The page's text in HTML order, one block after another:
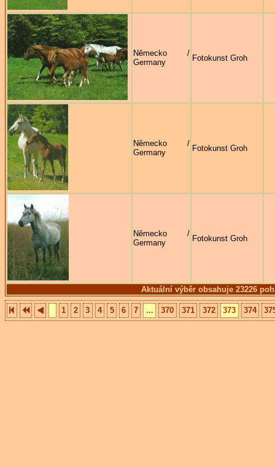
Aktuální výběr obsahuje 23226
Německo /
Germany
Fotokunst Groh
Německo /
Germany
Fotokunst Groh
Německo /
Germany
Fotokunst Groh
1 2 3 4 5 6 7 ... 370 371 372 373 374